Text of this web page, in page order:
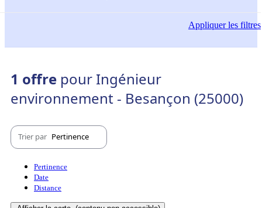
Appliquerles filtres
1 offre pour Ingénieur
environnement - Besançon (25000)
Trier par Pertinence
Pertinence
Date
Distance